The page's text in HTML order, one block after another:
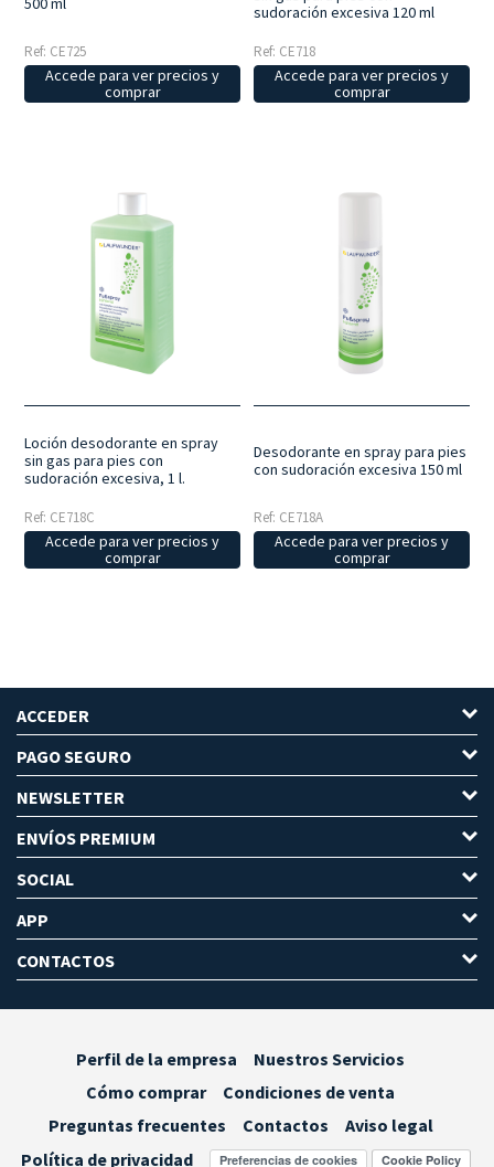
Ref: CE725
Accede para ver precios y
comprar
sudoración excesiva 120 ml
Ref: CE718
Accede para ver precios y
comprar
Loción desodorante en spray
sin gas para pies con
sudoración excesiva, 1 l.
Ref: CE718C
Accede para ver precios y
comprar
Desodorante en spray para pies
con sudoración excesiva 150 ml
Ref: CE718A
Accede para ver precios y
comprar
ACCEDER
PAGO SEGURO
NEWSLETTER
ENVÍOS PREMIUM
SOCIAL
APP
CONTACTOS
Perfil de la empresa
Nuestros Servicios
Cómo comprar
Condiciones de venta
Preguntas frecuentes
Contactos
Aviso legal
Política de privacidad
Preferencias de cookies